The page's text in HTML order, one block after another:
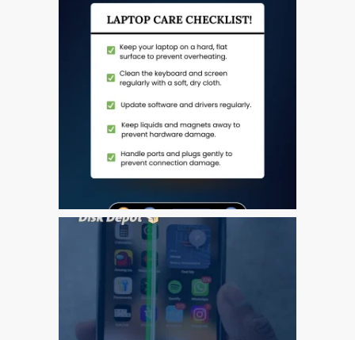
High-Speed Guaranteed
Service Options
iPhone 6 Touch Disease
iPhone and iPad Charging
Problem Repair
it (Italiano)
Apple iPad Tablet
Riparazione
MacBook a Dundee –
Alimentatori
Computer Apple Mac
ricondizionati a Dundee
Contattaci
Irriducibili fan di Apple per